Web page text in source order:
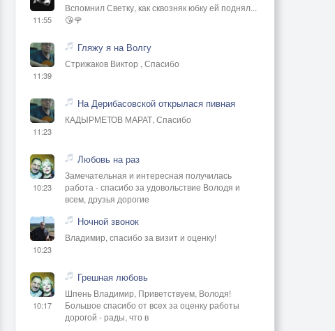
11:55
Вспомнил Светку, как сквозняк юбку ей поднял...
😘🌹
11:39
Гляжу я на Волгу
Стрижаков Виктор , Спасибо
11:23
На Дерибасовской открылася пивная
КАДЫРМЕТОВ МАРАТ, Спасибо
10:23
Любовь на раз
Замечательная и интересная получилась
работа - спасибо за удовольствие Володя и
всем, друзья дорогие
10:23
Ночной звонок
Владимир, спасибо за визит и оценку!
10:17
Грешная любовь
Шпень Владимир, Приветствуем, Володя!
Большое спасибо от всех за оценку работы
дорогой - рады, что в